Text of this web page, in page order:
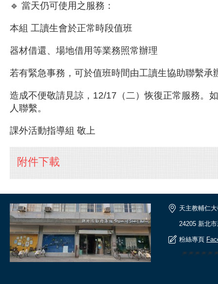
🔹 當天仍可使用之服務：
本組 工讀生會於正常時段值班
器材借還、場地借用等業務照常辦理
若有緊急事務，可於值班時間由工讀生協助聯繫承
造成不便敬請見諒，12/17（二）恢復正常服務。
人聯繫。
課外活動指導組 敬上
附件下載
天主教輔仁
24205 新北
粉絲專頁